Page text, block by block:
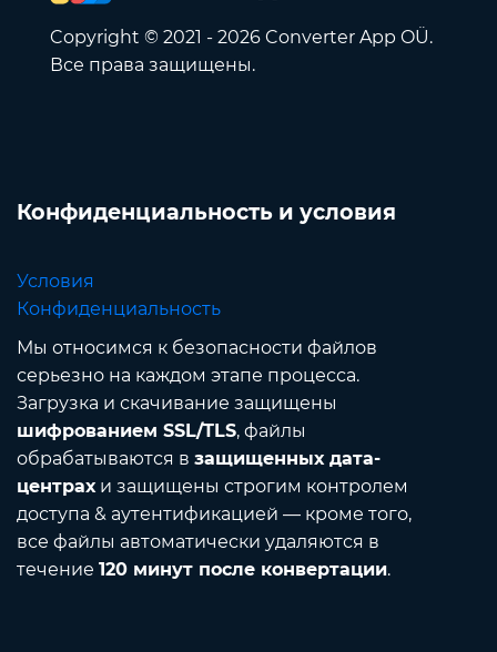
Copyright © 2021 - 2026 Converter App OÜ.
Все права защищены.
Конфиденциальность и условия
Условия
Конфиденциальность
Мы относимся к безопасности файлов
серьезно на каждом этапе процесса.
Загрузка и скачивание защищены
шифрованием SSL/TLS, файлы
обрабатываются в защищенных дата-
центрахи защищены строгим контролем
доступа & аутентификацией — кроме того,
все файлы автоматически удаляются в
течение 120 минут после конвертации.